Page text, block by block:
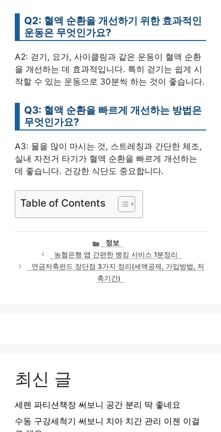
Q2: 혈액 순환을 개선하기 위한 효과적인
운동은 무엇인가요?
A2: 걷기, 요가, 사이클링과 같은 운동이 혈액 순환
을 개선하는 데 효과적입니다. 특히 걷기는 쉽게 시
작할 수 있는 운동으로 30분씩 하는 것이 좋습니다.
Q3: 혈액 순환을 빠르게 개선하는 방법은
무엇인가요?
A3: 물을 많이 마시는 것, 스트레칭과 간단한 체조,
실내 자전거 타기가 혈액 순환을 빠르게 개선하는
데 좋습니다. 건강한 식단도 중요합니다.
Table of Contents
카
테
고
리
정보
농협은행 앱 간편한 뱅킹 서비스 1분정리
연금저축펀드 장단점 3가지 정리(세액공제, 가입방법, 저
축기간)
최신 글
세렌 파티션책장 써보니 공간 분리 딱 좋네요
수동 구강세척기 써보니 치아 치간 관리 이젠 이걸